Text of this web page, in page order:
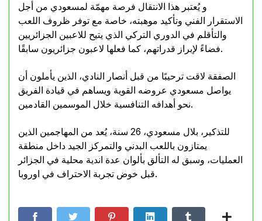
و يُعتبر هذا الانتقال فرصة مهمّة لمسعودي من أجل
الاستقرار الفني وتأكيد موهبته، خاصة مع توفر ظروف اللعب
والتأقلم في الدوري التركي الذي يتيح للاعبين الجزائريين
فضاءً لإبراز قدراتهم، كما فعلها لاعبون جزائريون سابقًا.
الصفقة لاقت ترحيبًا من قبل أنصار النادي، الذين يأملون أن
يواصل مسعودي عروضه القوية ويساهم في قيادة الفريق
نحو أهدافه التنافسية خلال الموسمين القادمين.
للتذكير، بلال مسعودي، 26 سنة، يُعد من المهاجمين الذين
يمتازون باللعب البدني والتمركز الجيد داخل منطقة
العمليات، وسبق له التألق بألوان عدة اندية محلية في الجزائر
قبل خوض تجربة الاحتراف في اوروبا.